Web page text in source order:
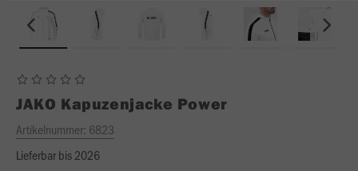
JAKO Kapuzenjacke Power
Artikelnummer: 6823
Lieferbar bis 2026